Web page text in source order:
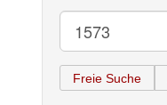
Freie Suche